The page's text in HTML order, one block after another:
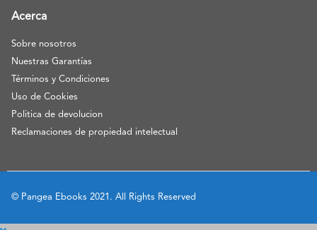
Acerca
Sobre nosotros
Nuestras Garantías
Términos y Condiciones
Uso de Cookies
Politica de devolucion
Reclamaciones de propiedad intelectual
© Pangea Ebooks 2021. All Rights Reserved